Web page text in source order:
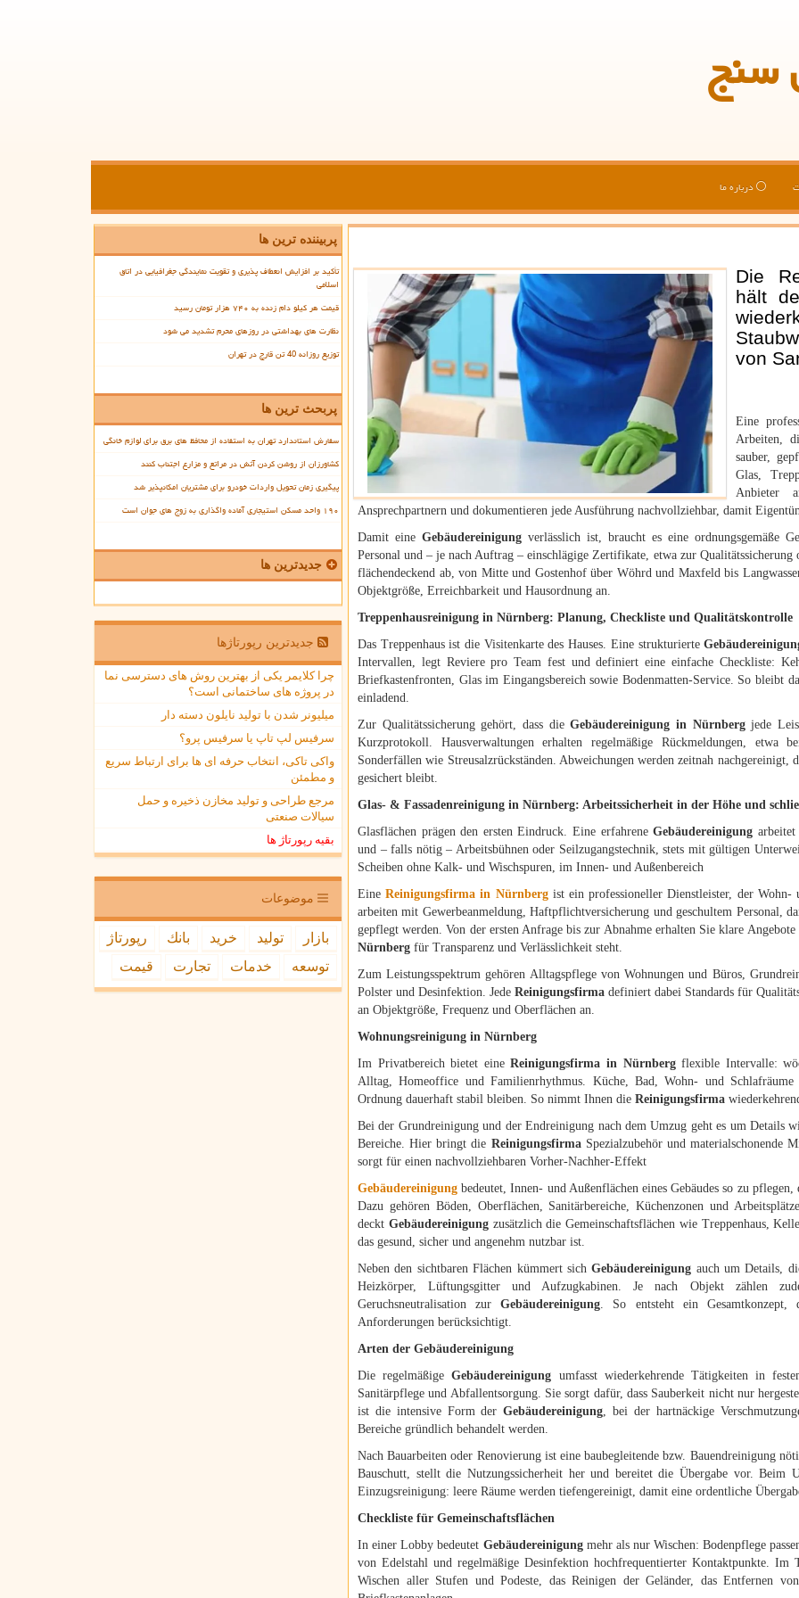
سنج
درباره ما
Die
hält
von
Eine
Arbeiten,
sauber,
Glas,
Anbieter
Ansprechpartnern und dokumentieren jede Ausführung nachvollziehbar, damit
Damit eine Gebäudereinigung verlässlich ist, braucht es eine ordnungsgemäße
Personal und – je nach Auftrag – einschlägige Zertifikate, etwa zur
flächendeckend ab, von Mitte und Gostenhof über Wöhrd und Maxfeld bis
Objektgröße, Erreichbarkeit und Hausordnung an.
Treppenhausreinigung in Nürnberg: Planung, Checkliste und Qualitätskontrolle
Das Treppenhaus ist die Visitenkarte des Hauses. Eine strukturierte
Intervallen, legt Reviere pro Team fest und definiert eine einfache Checkliste:
Briefkastenfronten, Glas im Eingangsbereich sowie Bodenmatten-Service. So bleibt
einladend.
Zur Qualitätssicherung gehört, dass dieGebäudereinigung in Nürnbergjede
Kurzprotokoll. Hausverwaltungen erhalten regelmäßige Rückmeldungen, etwa
Sonderfällen wie Streusalzrückständen. Abweichungen werden zeitnah
gesichert bleibt.
Glas- & Fassadenreinigung in Nürnberg: Arbeitssicherheit in der Höhe und
Glasflächen prägen den ersten Eindruck. Eine erfahreneGebäudereinigung
und – falls nötig – Arbeitsbühnen oder Seilzugangstechnik, stets mit gültigen
Scheiben ohne Kalk- und Wischspuren, im Innen- und Außenbereich
EineReinigungsfirma in Nürnbergist ein professioneller Dienstleister, der Wohn-
arbeiten mit Gewerbeanmeldung, Haftpflichtversicherung und geschultem Personal,
gepflegt werden. Von der ersten Anfrage bis zur Abnahme erhalten Sie klare
Nürnberg für Transparenz und Verlässlichkeit steht.
Zum Leistungsspektrum gehören Alltagspflege von Wohnungen und Büros,
Polster und Desinfektion. Jede Reinigungsfirma definiert dabei Standards für
an Objektgröße, Frequenz und Oberflächen an.
Wohnungsreinigung in Nürnberg
Im Privatbereich bietet eineReinigungsfirma in Nürnbergflexible Intervalle:
Alltag, Homeoffice und Familienrhythmus. Küche, Bad, Wohn- und
Ordnung dauerhaft stabil bleiben. So nimmt Ihnen die Reinigungsfirma
Bei der Grundreinigung und der Endreinigung nach dem Umzug geht es um Details
Bereiche. Hier bringt die Reinigungsfirma Spezialzubehör und materialschonende
sorgt für einen nachvollziehbaren Vorher-Nachher-Effekt
Gebäudereinigung bedeutet, Innen- und Außenflächen eines Gebäudes so zu
Dazu gehören Böden, Oberflächen, Sanitärbereiche, Küchenzonen und
deckt Gebäudereinigungzusätzlich die Gemeinschaftsflächen wie Treppenhaus,
das gesund, sicher und angenehm nutzbar ist.
Neben den sichtbaren Flächen kümmert sichGebäudereinigung auch um Details,
Heizkörper, Lüftungsgitter und Aufzugkabinen. Je nach Objekt zählen
Geruchsneutralisation zurGebäudereinigung. So entsteht ein Gesamtkonzept,
Anforderungen berücksichtigt.
Arten der Gebäudereinigung
Die regelmäßigeGebäudereinigung umfasst wiederkehrende Tätigkeiten in
Sanitärpflege und Abfallentsorgung. Sie sorgt dafür, dass Sauberkeit nicht nur
ist die intensive Form derGebäudereinigung, bei der hartnäckige
Bereiche gründlich behandelt werden.
Nach Bauarbeiten oder Renovierung ist eine baubegleitende bzw. Bauendreinigung
Bauschutt, stellt die Nutzungssicherheit her und bereitet die Übergabe vor. Beim
Einzugsreinigung: leere Räume werden tiefengereinigt, damit eine ordentliche
Checkliste für Gemeinschaftsflächen
In einer Lobby bedeutet Gebäudereinigungmehr als nur Wischen: Bodenpflege
von Edelstahl und regelmäßige Desinfektion hochfrequentierter Kontaktpunkte. Im
Wischen aller Stufen und Podeste, das Reinigen der Geländer, das Entfernen
پربیننده ترین ها
تأکید بر افزایش انعطاف پذیری و تقویت نمایندگی جغرافیایی در اتاق
اسلامی
قیمت هر کیلو دام زنده به ۷۴۰ هزار تومان رسید
نظارت های بهداشتی در روزهای محرم تشدید می شود
توزیع روزانه 40 تن قارچ در تهران
پربحث ترین ها
سفارش استاندارد تهران به استفاده از محافظ های برق برای لوازم خانگی
کشاورزان از روشن کردن آتش در مراتع و مزارع اجتناب کنند
پیگیری زمان تحویل واردات خودرو برای مشتریان امکانپذیر شد
۱۹۰ واحد مسکن استیجاری آماده واگذاری به زوج های جوان است
جدیدترین ها
جدیدترین رپورتاژها
چرا کلایمر یکی از بهترین روش های دسترسی نما
در پروژه های ساختمانی است؟
میلیونر شدن با تولید نایلون دسته دار
سرفیس لپ تاپ یا سرفیس پرو؟
واکی تاکی، انتخاب حرفه ای ها برای ارتباط سریع
و مطمئن
مرجع طراحی و تولید مخازن ذخیره و حمل
سیالات صنعتی
بقیه رپورتاژ ها
موضوعات
بازار تولید خرید بانك
رپورتاژ
توسعه
خدمات تجارت قیمت